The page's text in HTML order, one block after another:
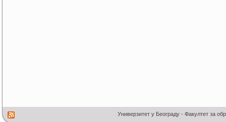
Универзитет у Београду - Факултет за